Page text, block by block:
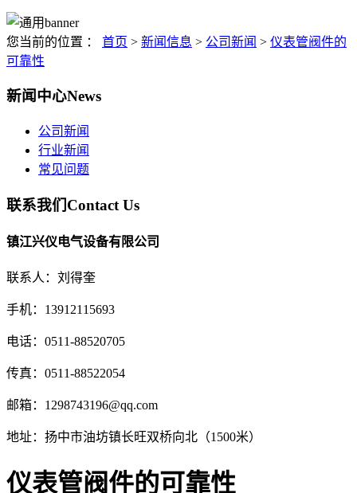
您当前的位置 ： 首页 > 新闻信息 > 公司新闻 > 仪表管阀件的
可靠性
新闻中心News
公司新闻
行业新闻
常见问题
联系我们Contact Us
镇江兴仪电气设备有限公司
联系人：刘得奎
手机：13912115693
电话：0511-88520705
传真：0511-88522054
邮箱：1298743196@qq.com
地址：扬中市油坊镇长旺双桥向北（1500米）
仪表管阀件的可靠性